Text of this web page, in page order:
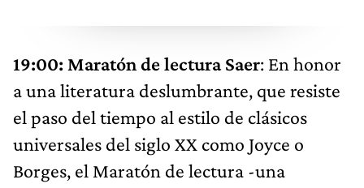
19:00: Maratón de lectura Saer: En honor
a una literatura deslumbrante, que resiste
el paso del tiempo al estilo de clásicos
universales del siglo XX como Joyce o
Borges, el Maratón de lectura -una